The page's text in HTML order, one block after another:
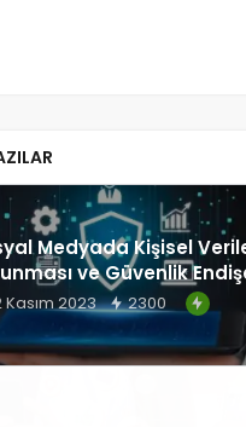
Medyada Kişisel
ve Güvenlik
Kasım 2023 2300